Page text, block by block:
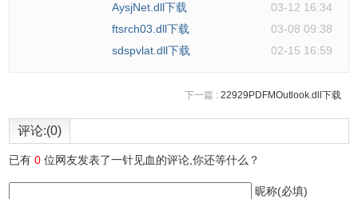
AysjNet.dll下载
03-12 16:34
ftsrch03.dll下载
03-08 09:38
sdspvlat.dll下载
02-15 16:59
下一篇 : 22929PDFMOutlook.dll下载
评论:(0)
已有0 位网友发表了一针见血的评论,你还等什么？
昵称(必填)